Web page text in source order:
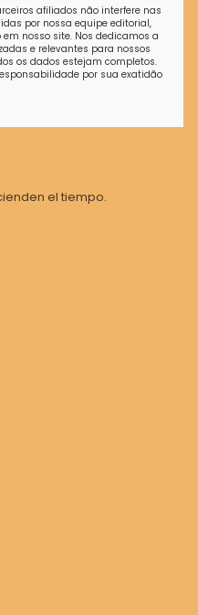
afiliados não interfere nas
por nossa equipe editorial,
nosso site. Nos dedicamos a
e relevantes para nossos
os dados estejam completos.
por sua exatidão
el tiempo.